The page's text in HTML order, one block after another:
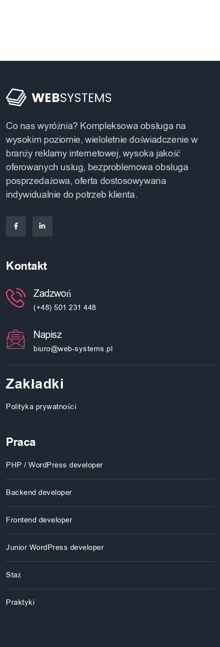
Co nas wyróżnia? Kompleksowa obsługa na
wysokim poziomie, wieloletnie doświadczenie w
branży reklamy internetowej, wysoka jakość
oferowanych usług, bezproblemowa obsługa
posprzedażowa, oferta dostosowywana
indywidualnie do potrzeb klienta.
Kontakt
Zadzwoń
(+48) 501 231 448
Napisz
biuro@web-systems.pl
Zakładki
Polityka prywatności
Praca
PHP / WordPress developer
Backend developer
Frontend developer
Junior WordPress developer
Staż
Praktyki